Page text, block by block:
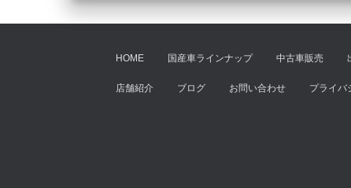
HOME 国産車ラインナップ 中古車販売
店舗紹介 ブログ お問い合わせ プライバ